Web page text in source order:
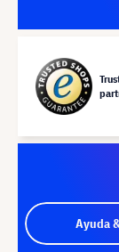
Ayuda